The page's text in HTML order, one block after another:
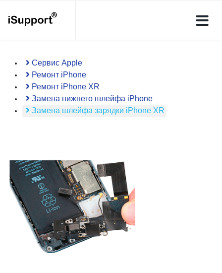
Сервис Apple
Ремонт iPhone
Ремонт iPhone XR
Замена нижнего шлейфа iPhone
Замена шлейфа зарядки iPhone XR